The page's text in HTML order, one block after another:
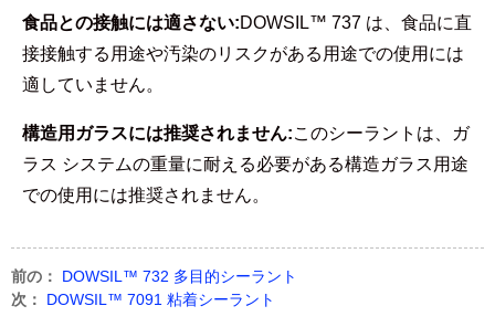
食品との接触には適さない:DOWSIL™ 737 は、食品に直
接接触する用途や汚染のリスクがある用途での使用には
適していません。
構造用ガラスには推奨されません:このシーラントは、ガ
ラス システムの重量に耐える必要がある構造ガラス用途
での使用には推奨されません。
前の：
DOWSIL™ 732 多目的シーラント
次：
DOWSIL™ 7091 粘着シーラント